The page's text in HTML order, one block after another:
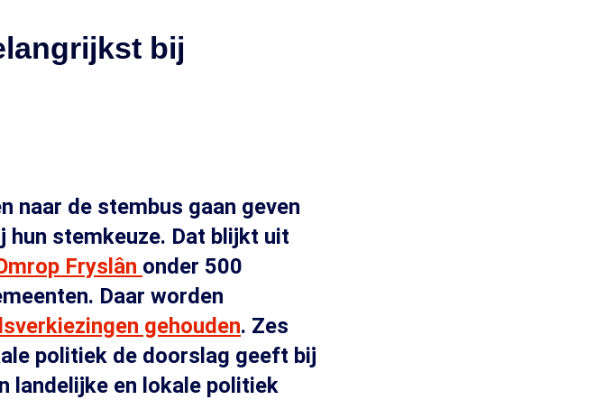
bij
naar de stembus gaan geven
hun stemkeuze. Dat blijkt uit
Fryslân onder 500
Daar worden
gehouden. Zes
politiek de doorslag geeft bij
landelijke en lokale politiek